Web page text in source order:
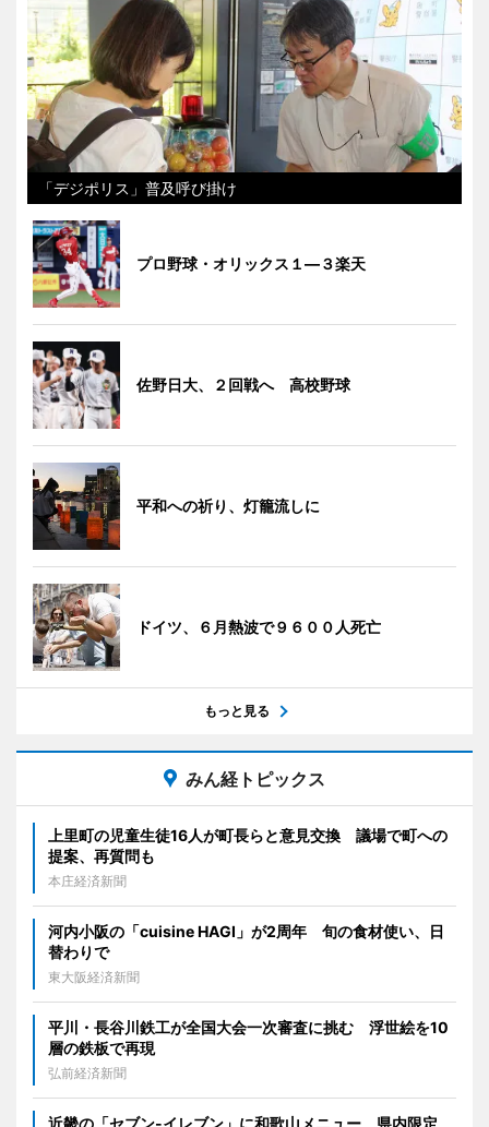
「デジポリス」普及呼び掛け
プロ野球・オリックス１―３楽天
佐野日大、２回戦へ 高校野球
平和への祈り、灯籠流しに
ドイツ、６月熱波で９６００人死亡
もっと見る
みん経トピックス
上里町の児童生徒16人が町長らと意見交換 議場で町への
提案、再質問も
本庄経済新聞
河内小阪の「cuisine HAGI」が2周年 旬の食材使い、日
替わりで
東大阪経済新聞
平川・長谷川鉄工が全国大会一次審査に挑む 浮世絵を10
層の鉄板で再現
弘前経済新聞
近畿の「セブン-イレブン」に和歌山メニュー 県内限定